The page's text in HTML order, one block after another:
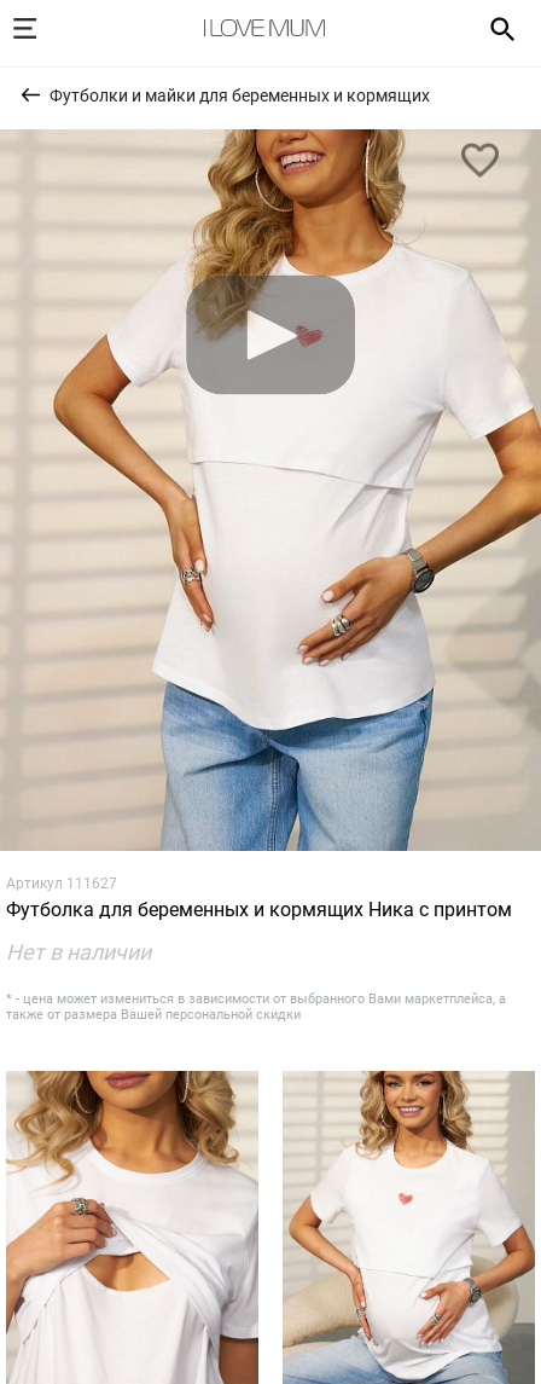
Футболки и майки для беременных и кормящих
Артикул 111627
Футболка для беременных и кормящих Ника с принтом
Нет в наличии
* - цена может измениться в зависимости от выбранного Вами маркетплейса, а
также от размера Вашей персональной скидки